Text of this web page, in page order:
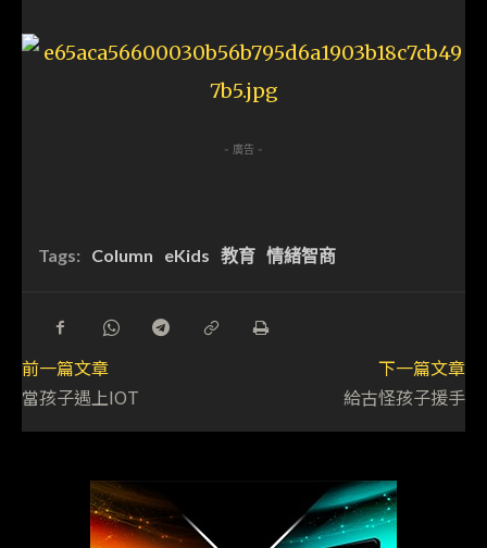
- 廣告 -
Tags: Column eKids 教育 情緒智商
前一篇文章
當孩子遇上IOT
下一篇文章
給古怪孩子援手